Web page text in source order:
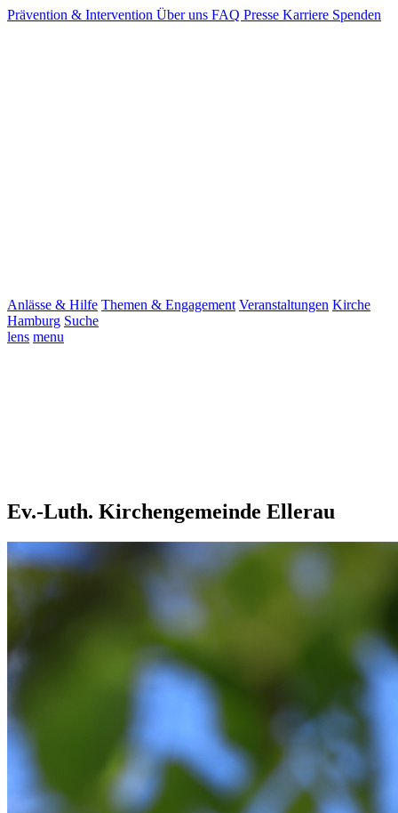
Prävention & Intervention Über uns FAQ Presse Karriere Spenden
Anlässe & Hilfe Themen & Engagement Veranstaltungen Kirche
Hamburg Suche
lens menu
Ev.-Luth. Kirchengemeinde Ellerau